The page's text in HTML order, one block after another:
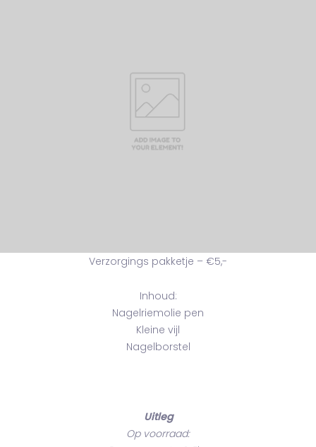
Verzorgings pakketje – €5,-
Inhoud:
Nagelriemolie pen
Kleine vijl
Nagelborstel
Uitleg
Op voorraad: